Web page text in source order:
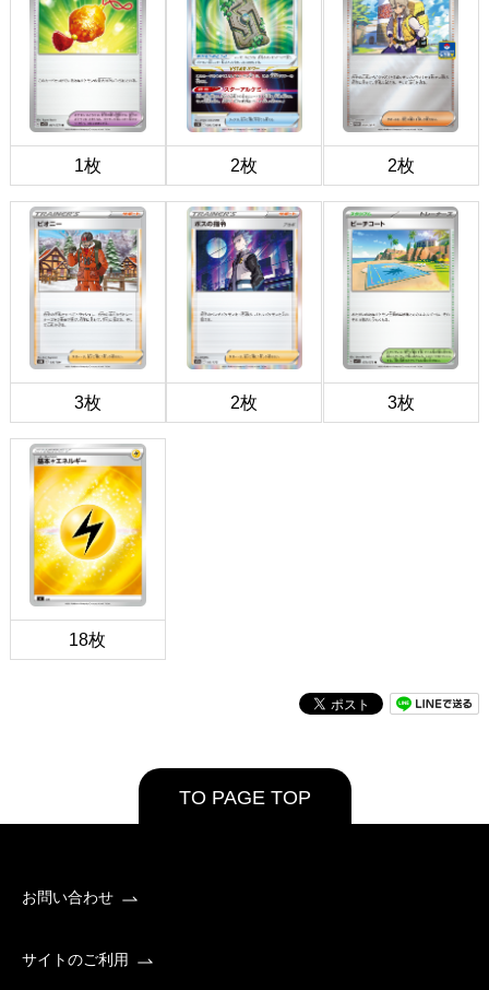
1枚 2枚 2枚
3枚 2枚 3枚
18枚
TO PAGE TOP
お問い合わせ
サイトのご利用